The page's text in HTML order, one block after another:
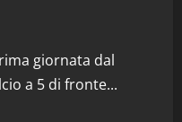
giornata dal
a 5 di fronte...
Podcast: 29^ Puntata
2026)